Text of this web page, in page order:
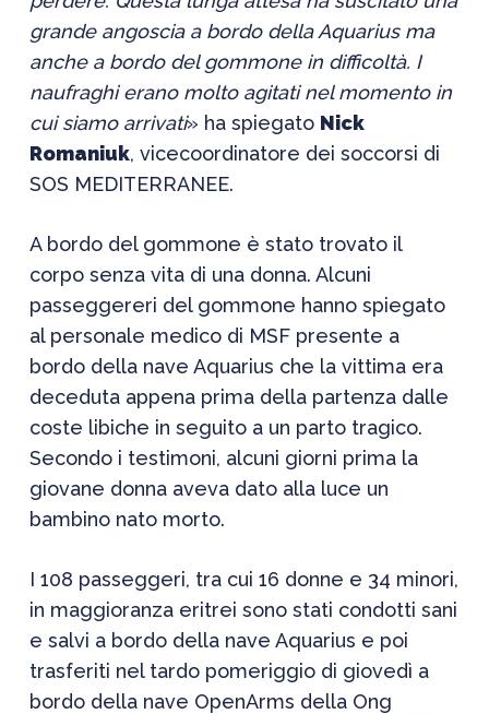
grande angoscia a bordo della Aquarius ma
anche a bordo del gommone in difficoltà. I
naufraghi erano molto agitati nel momento in
cui siamo arrivati» ha spiegato Nick
Romaniuk, vicecoordinatore dei soccorsi di
SOS MEDITERRANEE.
A bordo del gommone è stato trovato il
corpo senza vita di una donna. Alcuni
passeggereri del gommone hanno spiegato
al personale medico di MSF presente a
bordo della nave Aquarius che la vittima era
deceduta appena prima della partenza dalle
coste libiche in seguito a un parto tragico.
Secondo i testimoni, alcuni giorni prima la
giovane donna aveva dato alla luce un
bambino nato morto.
I 108 passeggeri, tra cui 16 donne e 34 minori,
in maggioranza eritrei sono stati condotti sani
e salvi a bordo della nave Aquarius e poi
trasferiti nel tardo pomeriggio di giovedì a
bordo della nave OpenArms della Ong